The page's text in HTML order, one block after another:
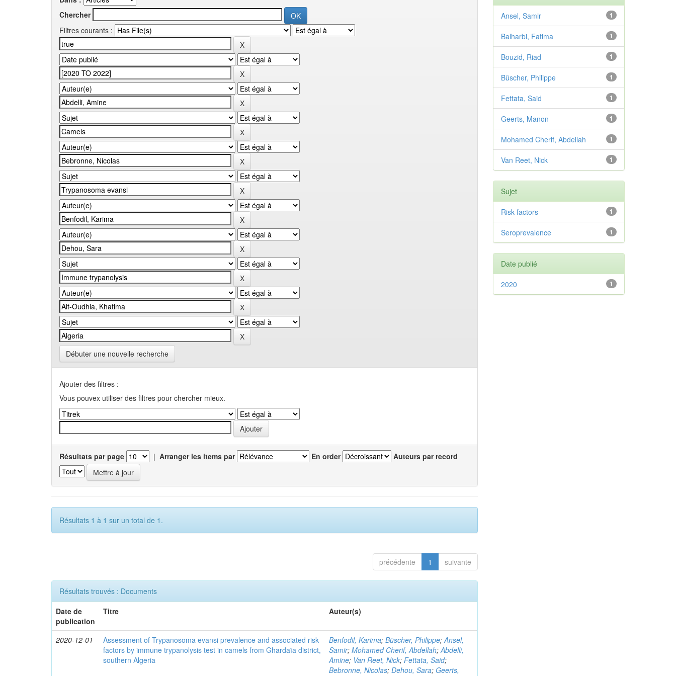
Chercher
Filtres courants :
Débuter une nouvelle recherche
Ajouter des filtres :
Vous pouvex utiliser des filtres pour chercher mieux.
Résultats par page | Arranger les items par En order Auteurs par record
Résultats 1 à 1 sur un total de 1.
précédente 1 suivante
Résultats trouvés : Documents
Date de
publication
Titre Auteur(s)
2020-12-01
Assessment of Trypanosoma evansi prevalence and associated risk
factors by immune trypanolysis test in camels from Ghardaïa district,
southern Algeria
Benfodil, Karima;Büscher, Philippe;Ansel,
Samir;Mohamed Cherif, Abdellah;Abdelli,
Amine; Van Reet, Nick;Fettata, Said;
Bebronne, Nicolas;Dehou, Sara; Geerts,
1
Ansel, Samir
1
Balharbi, Fatima
1
Bouzid, Riad
1
Büscher, Philippe
1
Fettata, Said
1
Geerts, Manon
1
Mohamed Cherif, Abdellah
1
Van Reet, Nick
Sujet
1
Risk factors
1
Seroprevalence
Date publié
1
2020